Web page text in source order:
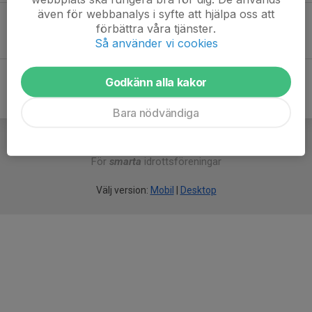
Sön 6
Sköndals IK - FBI Tullinge
Sköndalshallen
För smarta idrottsföreningar
Välj version: Mobil Desktop
även för webbanalys i syfte att hjälpa oss att
förbättra våra tjänster.
Så använder vi cookies
Godkänn alla kakor
Bara nödvändiga